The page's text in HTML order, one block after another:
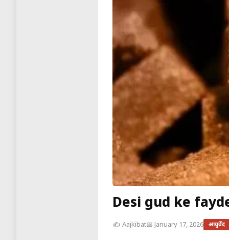
Desi gud ke
✍️ Aajkibat📅 January 17, 2026 आयुर्वेद